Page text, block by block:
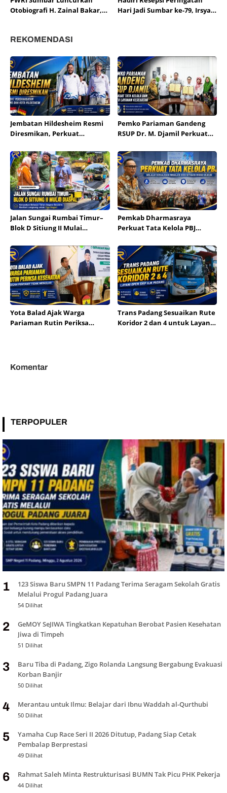
Otobiografi H. Zainal Bakar,
Hari Jadi Sumbar ke-79, Irsyad
REKOMENDASI
Jembatan Hildesheim Resmi
Diresmikan, Perkuat
Kota Hildesheim
Pemko Pariaman Gandeng
RSUP Dr. M. Djamil Perkuat
Layanan Kesehatan
Jalan Sungai Rumbai Timur–
Blok D Sitiung II Mulai
Tahun Segera Berakhir
Pemkab Dharmasraya
Perkuat Tata Kelola PBJ
dan Mitigasi Risiko Hukum
Yota Balad Ajak Warga
Pariaman Rutin Periksa
Trans Padang Sesuaikan Rute
Koridor 2 dan 4 untuk Layani
Komentar
TERPOPULER
1
123 Siswa Baru SMPN 11 Padang Terima Seragam Sekolah Gratis
Melalui Progul Padang Juara
54 Dilihat
2
GeMOY SeJIWA Tingkatkan Kepatuhan Berobat Pasien Kesehatan
Jiwa di Timpeh
51 Dilihat
3
Baru Tiba di Padang, Zigo Rolanda Langsung Bergabung Evakuasi
Korban Banjir
50 Dilihat
4 Merantau untuk Ilmu: Belajar dari Ibnu Waddah al-Qurthubi
50 Dilihat
5
Yamaha Cup Race Seri II 2026 Ditutup, Padang Siap Cetak
Pembalap Berprestasi
49 Dilihat
6 Rahmat Saleh Minta Restrukturisasi BUMN Tak Picu PHK Pekerja
44 Dilihat